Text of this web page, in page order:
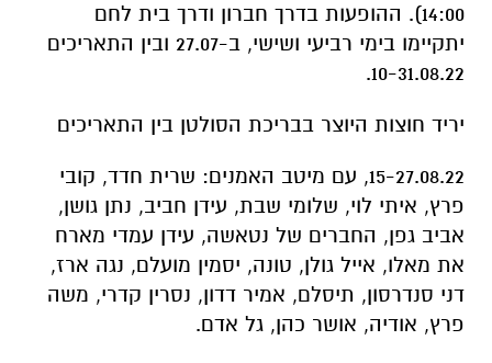
14:00). ההופעות בדרך חברון ודרך בית לחם
יתקיימו בימי רביעי ושישי, ב-27.07 ובין התאריכים
10-31.08.22.
יריד חוצות היוצר בבריכת הסולטן בין התאריכים
15-27.08.22, עם מיטב האמנים: שרית חדד, קובי
פרץ, איתי לוי, שלומי שבת, עידן חביב, נתן גושן,
אביב גפן, החברים של נטאשה, עידן עמדי מארח
את מאלו, אייל גולן, טונה, יסמין מועלם, נגה ארז,
דני סנדרסון, תיסלם, אמיר דדון, נסרין קדרי, משה
פרץ, אודיה, אושר כהן, גל אדם.